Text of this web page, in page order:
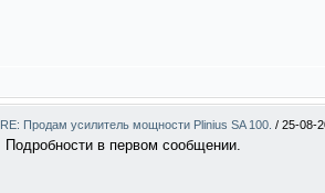
RE: Продам усилитель мощности Plinius SA 100. / 25-08-
Подробности в первом сообщении.